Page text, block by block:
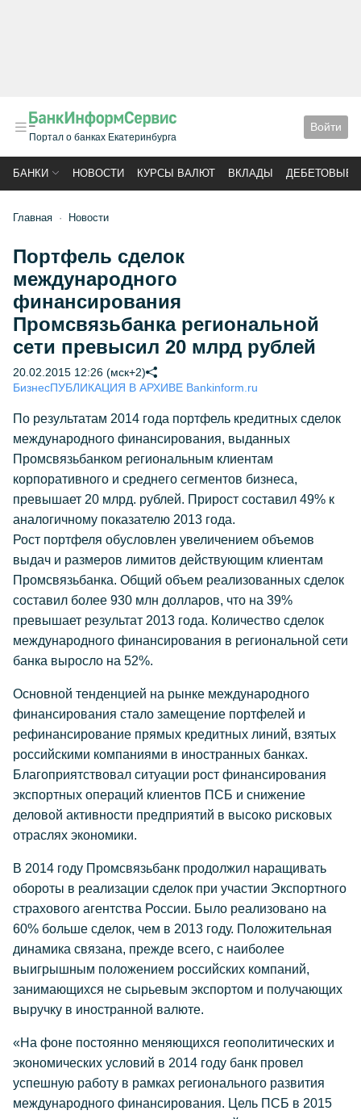
Портал о банках Екатеринбурга
Войти
БАНКИ НОВОСТИ КУРСЫ ВАЛЮТ ВКЛАДЫ ДЕБЕТОВЫЕ
Главная Новости
Портфель сделок
международного
финансирования
Промсвязьбанка региональной
сети превысил 20 млрд рублей
20.02.2015 12:26 (мск+2)
БизнесПУБЛИКАЦИЯ В АРХИВЕ Bankinform.ru
По результатам 2014 года портфель кредитных сделок
международного финансирования, выданных
Промсвязьбанком региональным клиентам
корпоративного и среднего сегментов бизнеса,
превышает 20 млрд. рублей. Прирост составил 49% к
аналогичному показателю 2013 года.
Рост портфеля обусловлен увеличением объемов
выдач и размеров лимитов действующим клиентам
Промсвязьбанка. Общий объем реализованных сделок
составил более 930 млн долларов, что на 39%
превышает результат 2013 года. Количество сделок
международного финансирования в региональной сети
банка выросло на 52%.
Основной тенденцией на рынке международного
финансирования стало замещение портфелей и
рефинансирование прямых кредитных линий, взятых
российскими компаниями в иностранных банках.
Благоприятствовал ситуации рост финансирования
экспортных операций клиентов ПСБ и снижение
деловой активности предприятий в высоко рисковых
отраслях экономики.
В 2014 году Промсвязьбанк продолжил наращивать
обороты в реализации сделок при участии Экспортного
страхового агентства России. Было реализовано на
60% больше сделок, чем в 2013 году. Положительная
динамика связана, прежде всего, с наиболее
выигрышным положением российских компаний,
занимающихся не сырьевым экспортом и получающих
выручку в иностранной валюте.
«На фоне постоянно меняющихся геополитических и
экономических условий в 2014 году банк провел
успешную работу в рамках регионального развития
международного финансирования. Цель ПСБ в 2015